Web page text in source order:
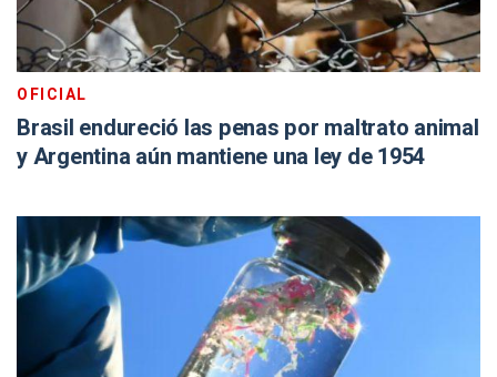
OFICIAL
Brasil endureció las penas por maltrato animal
y Argentina aún mantiene una ley de 1954